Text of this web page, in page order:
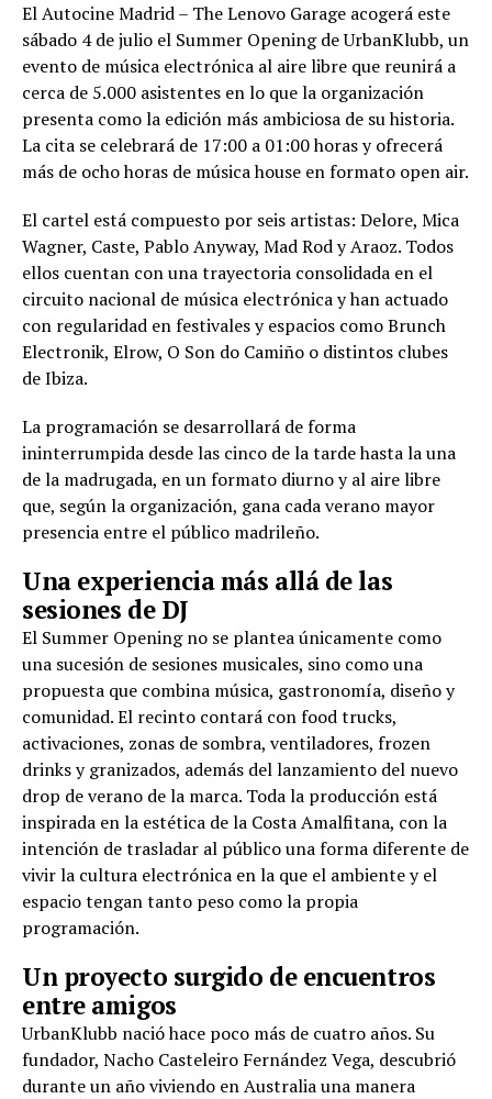
El Autocine Madrid – The Lenovo Garage acogerá este
sábado 4 de julio el Summer Opening de UrbanKlubb, un
evento de música electrónica al aire libre que reunirá a
cerca de 5.000 asistentes en lo que la organización
presenta como la edición más ambiciosa de su historia.
La cita se celebrará de 17:00 a 01:00 horas y ofrecerá
más de ocho horas de música house en formato open air.
El cartel está compuesto por seis artistas: Delore, Mica
Wagner, Caste, Pablo Anyway, Mad Rod y Araoz. Todos
ellos cuentan con una trayectoria consolidada en el
circuito nacional de música electrónica y han actuado
con regularidad en festivales y espacios como Brunch
Electronik, Elrow, O Son do Camiño o distintos clubes
de Ibiza.
La programación se desarrollará de forma
ininterrumpida desde las cinco de la tarde hasta la una
de la madrugada, en un formato diurno y al aire libre
que, según la organización, gana cada verano mayor
presencia entre el público madrileño.
Una experiencia más allá de las
sesiones de DJ
El Summer Opening no se plantea únicamente como
una sucesión de sesiones musicales, sino como una
propuesta que combina música, gastronomía, diseño y
comunidad. El recinto contará con food trucks,
activaciones, zonas de sombra, ventiladores, frozen
drinks y granizados, además del lanzamiento del nuevo
drop de verano de la marca. Toda la producción está
inspirada en la estética de la Costa Amalfitana, con la
intención de trasladar al público una forma diferente de
vivir la cultura electrónica en la que el ambiente y el
espacio tengan tanto peso como la propia
programación.
Un proyecto surgido de encuentros
entre amigos
UrbanKlubb nació hace poco más de cuatro años. Su
fundador, Nacho Casteleiro Fernández Vega, descubrió
durante un año viviendo en Australia una manera